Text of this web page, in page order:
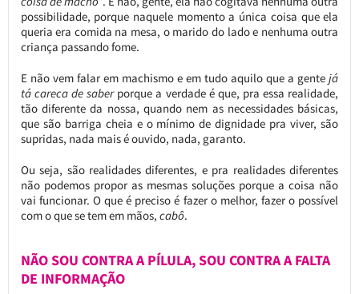
possibilidade, porque naquele momento a única coisa que ela
queria era comida na mesa, o marido do lado e nenhuma outra
criança passando fome.
E não vem falar em machismo e em tudo aquilo que a gentejá
tá careca de saberporque a verdade é que, pra essa realidade,
tão diferente da nossa, quando nem as necessidades básicas,
que são barriga cheia e o mínimo de dignidade pra viver, são
supridas, nada mais é ouvido, nada, garanto.
Ou seja, são realidades diferentes, e pra realidades diferentes
não podemos propor as mesmas soluções porque a coisa não
vai funcionar. O que é preciso é fazer o melhor, fazer o possível
com o que se tem em mãos, cabô.
NÃO SOU CONTRA A PÍLULA, SOU CONTRA A FALTA
DE INFORMAÇÃO